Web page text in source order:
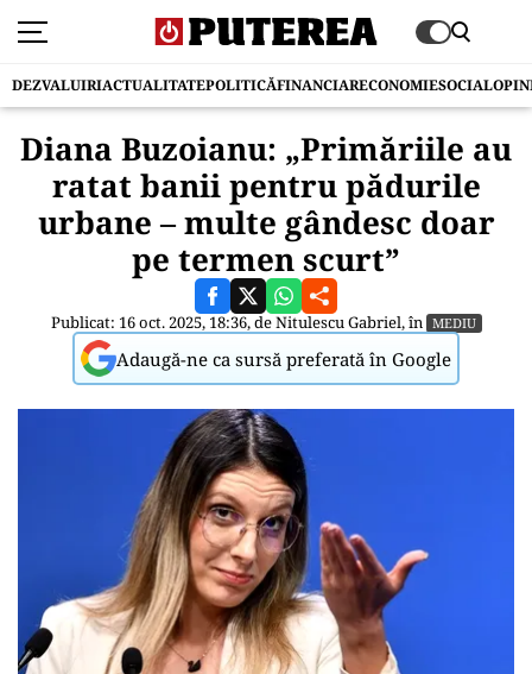
DEZVALUIRIACTUALITATEPOLITICĂFINANCIARECONOMIESOCIAL
Diana Buzoianu: „Primăriile au
ratat banii pentru pădurile
urbane – multe gândesc doar
pe termen scurt”
Publicat: 16 oct. 2025, 18:36, deNitulescu Gabriel, în MEDIU
Adaugă-ne ca sursă preferată în Google